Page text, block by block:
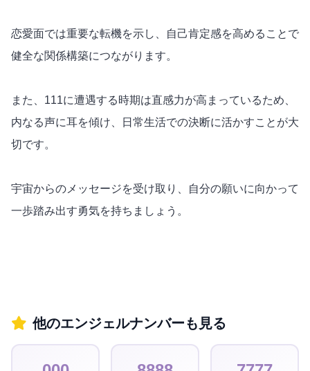
恋愛面では重要な転機を示し、自己肯定感を高めることで
健全な関係構築につながります。
また、111に遭遇する時期は直感力が高まっているため、
内なる声に耳を傾け、日常生活での決断に活かすことが大
切です。
宇宙からのメッセージを受け取り、自分の願いに向かって
一歩踏み出す勇気を持ちましょう。
他のエンジェルナンバーも見る